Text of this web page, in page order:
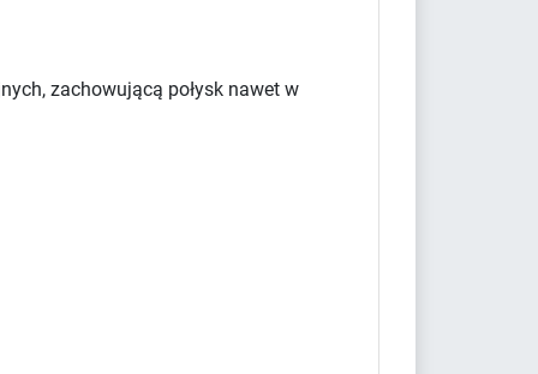
zachowującą połysk nawet w